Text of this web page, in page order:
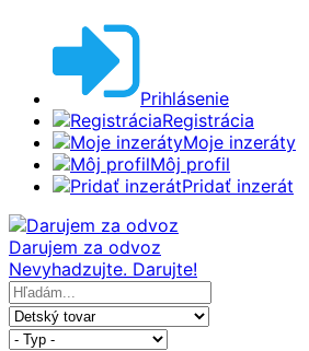
Prihlásenie
Registrácia
Moje inzeráty
Môj profil
Pridať inzerát
Darujem za odvoz
Nevyhadzujte. Darujte!